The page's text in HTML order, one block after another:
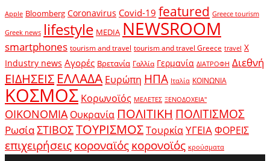
Apple Bloomberg Coronavirus Covid-19 featured Greece tourism
Greek news lifestyle MEDIA NEWSROOM
smartphones tourism and travel tourism and travel Greece travel X
Industry news Αγορές Βρετανία Γαλλία Γερμανία ΔΙΑΤΡΟΦΗ Διεθνή
ΕΙΔΗΣΕΙΣ ΕΛΛΑΔΑ Ευρώπη ΗΠΑ Ιταλία ΚΟΙΝΩΝΙΑ
ΚΟΣΜΟΣ Κορωνοϊός ΜΕΛΕΤΕΣ ΞΕΝΟΔΟΧΕΙΑ"
ΟΙΚΟΝΟΜΙΑ Ουκρανία ΠΟΛΙΤΙΚΗ ΠΟΛΙΤΙΣΜΟΣ
ΡωσίαΣΤΙΒΟΣΤΟΥΡΙΣΜΟΣΤουρκίαΥΓΕΙΑΦΟΡΕΙΣ
επιχειρήσειςκοροναϊόςκορονοϊός κρούσματα